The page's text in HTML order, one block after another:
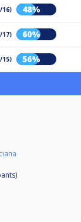
16) 48%
17) 60%
15) 56%
)